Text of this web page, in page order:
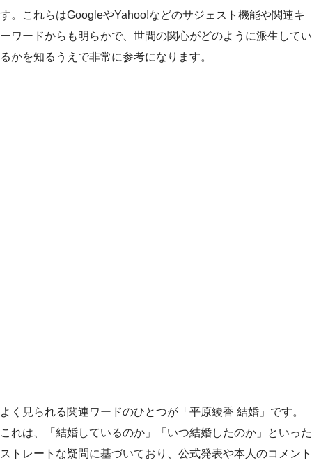
す。これらはGoogleやYahoo!などのサジェスト機能や関連キ
ーワードからも明らかで、世間の関心がどのように派生してい
るかを知るうえで非常に参考になります。
よく見られる関連ワードのひとつが「平原綾香 結婚」です。
これは、「結婚しているのか」「いつ結婚したのか」といった
ストレートな疑問に基づいており、公式発表や本人のコメント